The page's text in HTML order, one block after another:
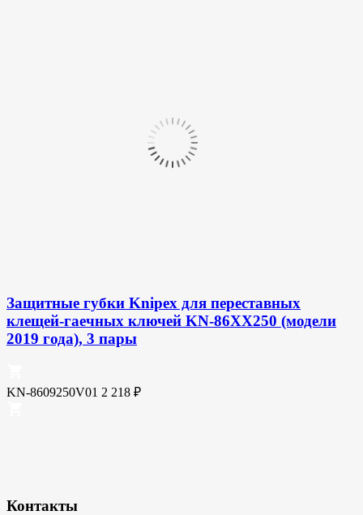
Защитные губки Knipex для переставных
клещей-гаечных ключей KN-86XX250 (модели
2019 года), 3 пары
KN-8609250V01 2 218 ₽
Контакты